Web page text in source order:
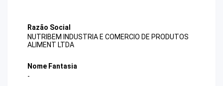
Razão Social
NUTRIBEM INDUSTRIA E COMERCIO DE PRODUTOS
ALIMENT LTDA
Nome Fantasia
-